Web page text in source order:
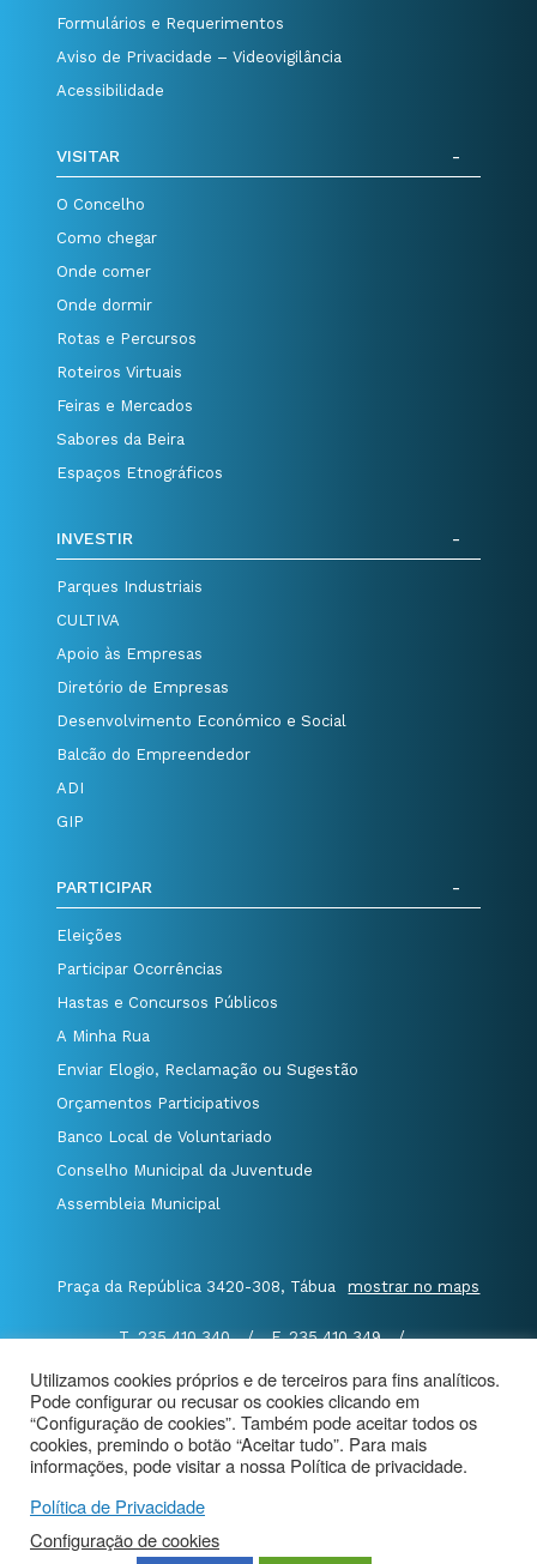
Formulários e Requerimentos
Aviso de Privacidade – Videovigilância
Acessibilidade
VISITAR
O Concelho
Como chegar
Onde comer
Onde dormir
Rotas e Percursos
Roteiros Virtuais
Feiras e Mercados
Sabores da Beira
Espaços Etnográficos
INVESTIR
Parques Industriais
CULTIVA
Apoio às Empresas
Diretório de Empresas
Desenvolvimento Económico e Social
Balcão do Empreendedor
ADI
GIP
PARTICIPAR
Eleições
Participar Ocorrências
Hastas e Concursos Públicos
A Minha Rua
Enviar Elogio, Reclamação ou Sugestão
Orçamentos Participativos
Banco Local de Voluntariado
Conselho Municipal da Juventude
Assembleia Municipal
Praça da República 3420-308, Tábua mostrar no maps
T. 235 410 340 / F. 235 410 349
/
@Município de Tábua | Mapa do Portal
|
Politica de Privacidade
|
Aviso de Privacidade - Videovigilância
Utilizamos cookies próprios e de terceiros para fins analíticos.
Pode configurar ou recusar os cookies clicando em
“Configuração de cookies”. Também pode aceitar todos os
cookies, premindo o botão “Aceitar tudo”. Para mais
informações, pode visitar a nossa Política de privacidade.
Política de Privacidade
Configuração de cookies